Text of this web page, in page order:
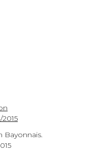
Bayonnais.